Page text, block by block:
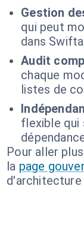
Gestion
qui peut
dans
Audit
chaque
listes de
flexible qui
Pour aller
la page
d'architecture